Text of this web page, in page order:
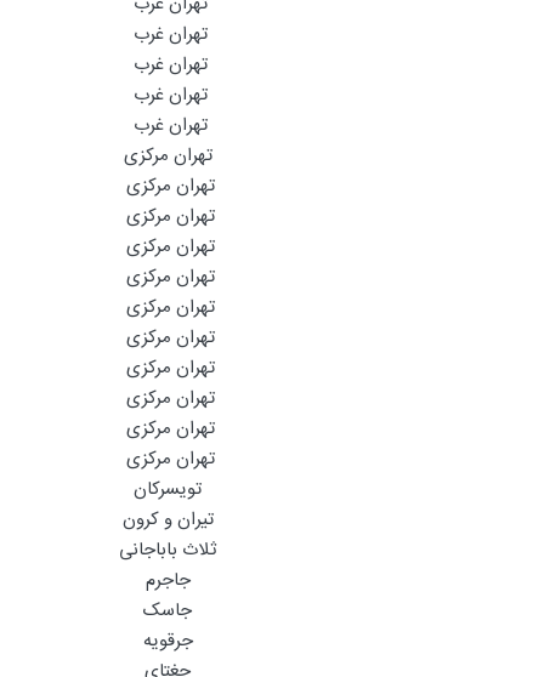
تهران غرب
تهران غرب
تهران غرب
تهران غرب
تهران مرکزی
تهران مرکزی
تهران مرکزی
تهران مرکزی
تهران مرکزی
تهران مرکزی
تهران مرکزی
تهران مرکزی
تهران مرکزی
تهران مرکزی
تهران مرکزی
تویسرکان
تیران و کرون
ثلاث باباجانی
جاجرم
جاسک
جرقویه